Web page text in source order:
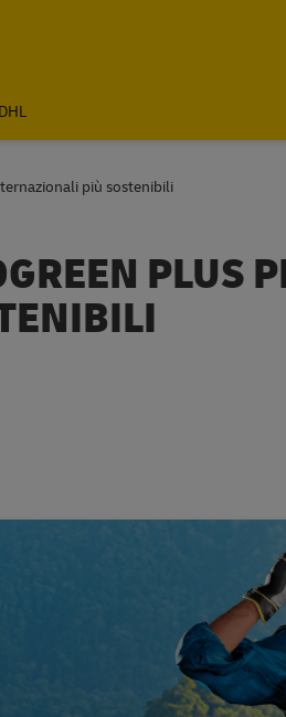
più sostenibili
PLUS